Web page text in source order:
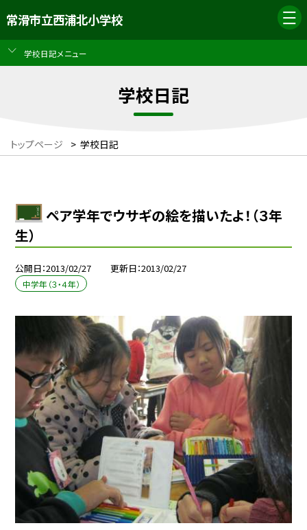
常滑市立西浦北小学校
学校日記メニュー
学校日記
トップページ > 学校日記
ペア学年でウサギの絵を描いたよ！（３年
生）
公開日 2013/02/27 更新日 2013/02/27
中学年（３・４年）